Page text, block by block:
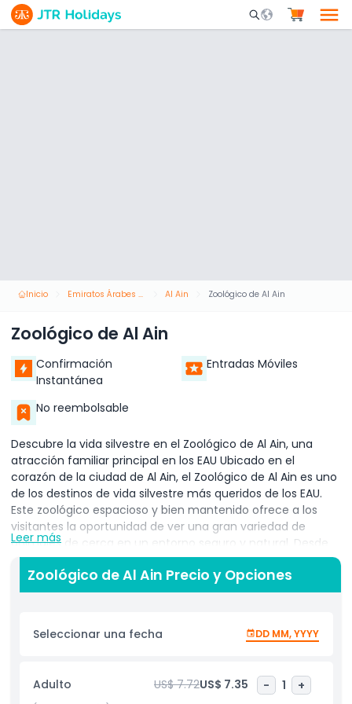
Mobile Search
Inicio Emiratos Árabes Unidos Al Ain Zoológico de Al Ain
Zoológico de Al Ain
Confirmación
Instantánea
Entradas Móviles
No reembolsable
Descubre la vida silvestre en el Zoológico de Al Ain, una
atracción familiar principal en los EAU Ubicado en el
corazón de la ciudad de Al Ain, el Zoológico de Al Ain es uno
de los destinos de vida silvestre más queridos de los EAU.
Este zoológico espacioso y bien mantenido ofrece a los
visitantes la oportunidad de ver una gran variedad de
animales de cerca en un entorno seguro y natural. Desde
majestuosos leones y tigres hasta elegantes jirafas, cebras
y aves raras, el zoológico alberga especies de todo el
mundo. Uno de los puntos destacados del zoológico es su
árabe, que estuvo al borde de la extinción. El Zoológico de
Al Ain juega un papel clave en la conservación de la vida
educativos que aumentan la conciencia sobre las especies
en peligro. Las familias y los niños disfrutarán con las
Leer más
Zoológico de Al Ain Precio y Opciones
Seleccionar una fecha DD MM, YYYY
Adulto US$ 7.72US$ 7.35 - 1 +